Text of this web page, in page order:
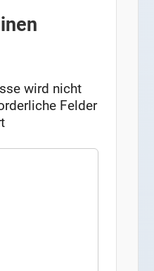
wird nicht
Felder